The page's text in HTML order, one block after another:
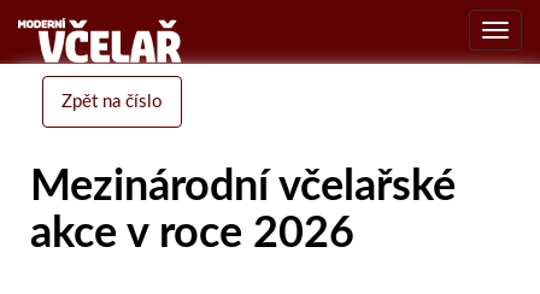
Zpět na číslo
Mezinárodní včelařské
akce v roce 2026